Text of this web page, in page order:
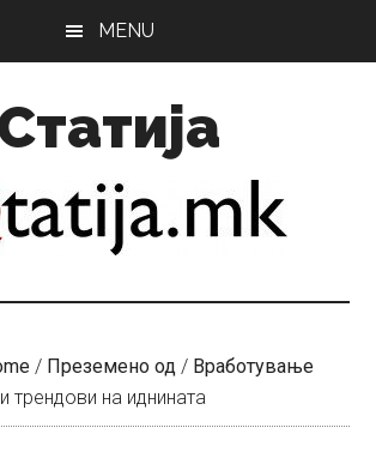
MENU
/ Преземено од / Вработување
трендови на иднината